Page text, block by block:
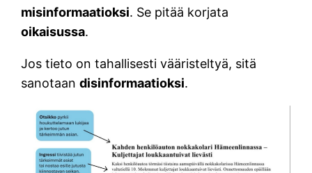
misinformaatioksi. Se pitää korjata
oikaisussa.
Jos tieto on tahallisesti vääristeltyä, sitä
sanotaandisinformaatioksi.